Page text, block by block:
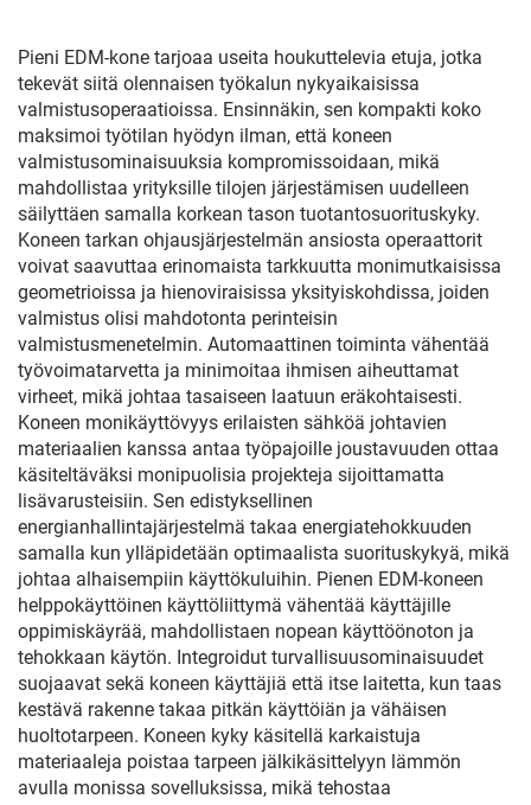
Pieni EDM-kone tarjoaa useita houkuttelevia etuja, jotka
tekevät siitä olennaisen työkalun nykyaikaisissa
valmistusoperaatioissa. Ensinnäkin, sen kompakti koko
maksimoi työtilan hyödyn ilman, että koneen
valmistusominaisuuksia kompromissoidaan, mikä
mahdollistaa yrityksille tilojen järjestämisen uudelleen
säilyttäen samalla korkean tason tuotantosuorituskyky.
Koneen tarkan ohjausjärjestelmän ansiosta operaattorit
voivat saavuttaa erinomaista tarkkuutta monimutkaisissa
geometrioissa ja hienoviraisissa yksityiskohdissa, joiden
valmistus olisi mahdotonta perinteisin
valmistusmenetelmin. Automaattinen toiminta vähentää
työvoimatarvetta ja minimoitaa ihmisen aiheuttamat
virheet, mikä johtaa tasaiseen laatuun eräkohtaisesti.
Koneen monikäyttövyys erilaisten sähköä johtavien
materiaalien kanssa antaa työpajoille joustavuuden ottaa
käsiteltäväksi monipuolisia projekteja sijoittamatta
lisävarusteisiin. Sen edistyksellinen
energianhallintajärjestelmä takaa energiatehokkuuden
samalla kun ylläpidetään optimaalista suorituskykyä, mikä
johtaa alhaisempiin käyttökuluihin. Pienen EDM-koneen
helppokäyttöinen käyttöliittymä vähentää käyttäjille
oppimiskäyrää, mahdollistaen nopean käyttöönoton ja
tehokkaan käytön. Integroidut turvallisuusominaisuudet
suojaavat sekä koneen käyttäjiä että itse laitetta, kun taas
kestävä rakenne takaa pitkän käyttöiän ja vähäisen
huoltotarpeen. Koneen kyky käsitellä karkaistuja
materiaaleja poistaa tarpeen jälkikäsittelyyn lämmön
avulla monissa sovelluksissa, mikä tehostaa